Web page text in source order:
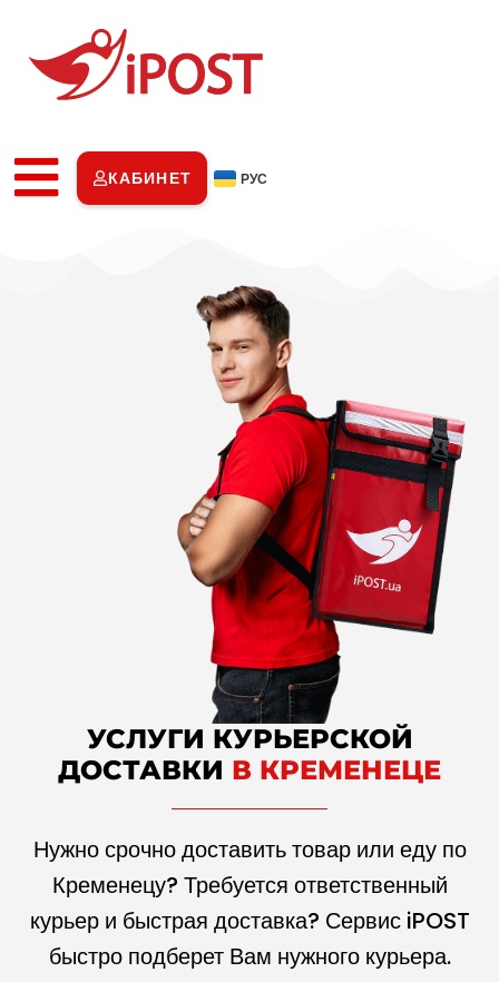
КАБИНЕТ РУС
УСЛУГИ КУРЬЕРСКОЙ
ДОСТАВКИ В КРЕМЕНЕЦЕ
Нужно срочно доставить товар или еду по
Кременецу? Требуется ответственный
курьер и быстрая доставка? Сервис iPOST
быстро подберет Вам нужного курьера.